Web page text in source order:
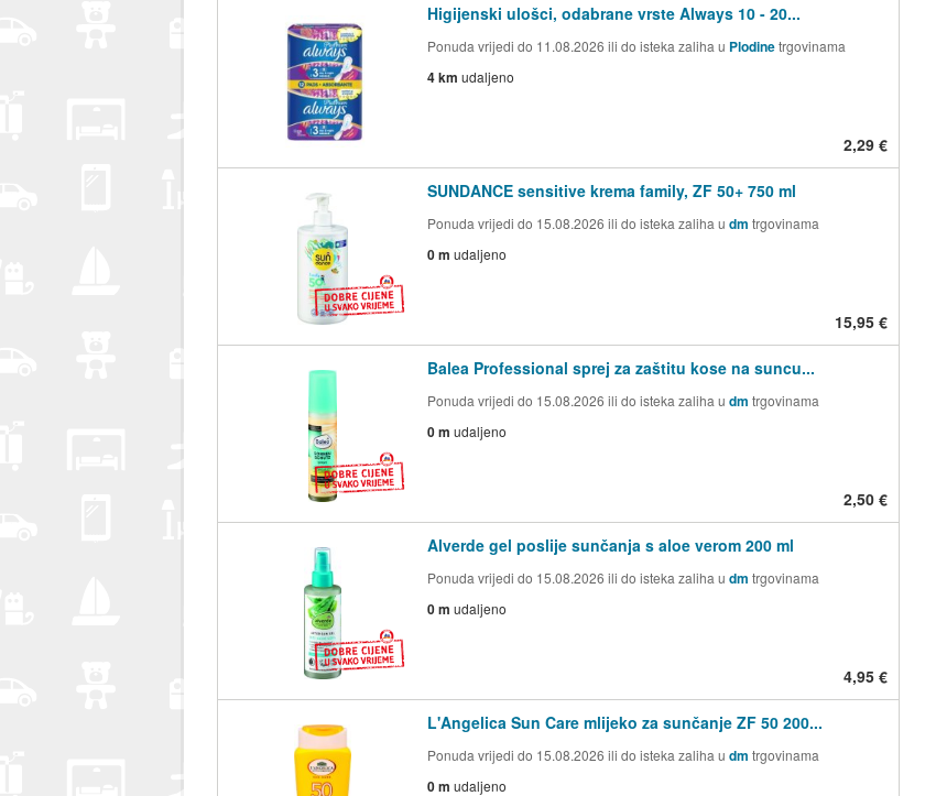
Higijenski ulošci, odabrane vrste Always 10 - 20...
Ponuda vrijedi do 11.08.2026 ili do isteka zaliha u Plodinetrgovinama
4 km udaljeno
2,29 €
SUNDANCE sensitive krema family, ZF 50+ 750 ml
Ponuda vrijedi do 15.08.2026 ili do isteka zaliha u dm trgovinama
0 m udaljeno
15,95 €
Balea Professional sprej za zaštitu kose na suncu...
Ponuda vrijedi do 15.08.2026 ili do isteka zaliha u dm trgovinama
0 m udaljeno
2,50 €
Alverde gel poslije sunčanja s aloe verom 200 ml
Ponuda vrijedi do 15.08.2026 ili do isteka zaliha u dm trgovinama
0 m udaljeno
4,95 €
L'Angelica Sun Care mlijeko za sunčanje ZF 50 200...
Ponuda vrijedi do 15.08.2026 ili do isteka zaliha u dm trgovinama
0 m udaljeno